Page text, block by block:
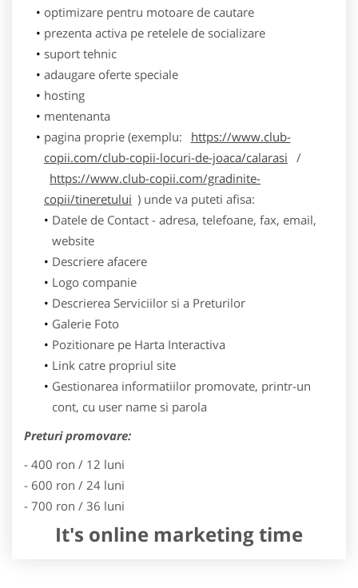
optimizare pentru motoare de cautare
prezenta activa pe retelele de socializare
suport tehnic
adaugare oferte speciale
hosting
mentenanta
pagina proprie (exemplu:
https://www.club-
copii.com/club-copii-locuri-de-joaca/calarasi /
https://www.club-copii.com/gradinite-
copii/tineretului ) unde va puteti afisa:
Datele de Contact - adresa, telefoane, fax, email,
website
Descriere afacere
Logo companie
Descrierea Serviciilor si a Preturilor
Galerie Foto
Pozitionare pe Harta Interactiva
Link catre propriul site
Gestionarea informatiilor promovate, printr-un
cont, cu user name si parola
Preturi promovare:
- 400 ron / 12 luni
- 600 ron / 24 luni
- 700 ron / 36 luni
It's online marketing time